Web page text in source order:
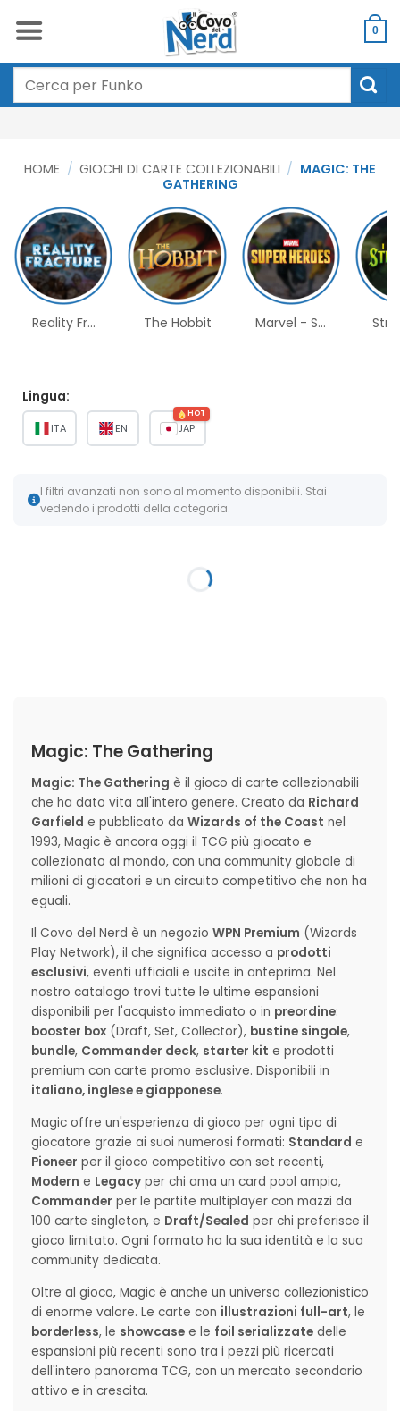
0
Cerca:
HOME / GIOCHI DI CARTE COLLEZIONABILI / MAGIC: THE
GATHERING
Reality Fr... The Hobbit Marvel - S...
Lingua:
ITA EN JAP
HOT
I filtri avanzati non sono al momento disponibili. Stai
vedendo i prodotti della categoria.
Magic: The Gathering
Magic: The Gathering è il gioco di carte collezionabili
che ha dato vita all'intero genere. Creato da Richard
Garfield e pubblicato da Wizards of the Coast nel
1993, Magic è ancora oggi il TCG più giocato e
collezionato al mondo, con una community globale di
milioni di giocatori e un circuito competitivo che non ha
eguali.
Il Covo del Nerd è un negozio WPN Premium (Wizards
Play Network), il che significa accesso a prodotti
esclusivi, eventi ufficiali e uscite in anteprima. Nel
nostro catalogo trovi tutte le ultime espansioni
disponibili per l'acquisto immediato o in preordine:
booster box (Draft, Set, Collector), bustine singole,
bundle, Commander deck, starter kit e prodotti
premium con carte promo esclusive. Disponibili in
italiano, inglese e giapponese.
Magic offre un'esperienza di gioco per ogni tipo di
giocatore grazie ai suoi numerosi formati: Standard e
Pioneer per il gioco competitivo con set recenti,
Modern e Legacy per chi ama un card pool ampio,
Commander per le partite multiplayer con mazzi da
100 carte singleton, e Draft/Sealed per chi preferisce il
gioco limitato. Ogni formato ha la sua identità e la sua
community dedicata.
Oltre al gioco, Magic è anche un universo collezionistico
di enorme valore. Le carte con illustrazioni full-art, le
borderless, le showcase e le foil serializzate delle
espansioni più recenti sono tra i pezzi più ricercati
dell'intero panorama TCG, con un mercato secondario
attivo e in crescita.